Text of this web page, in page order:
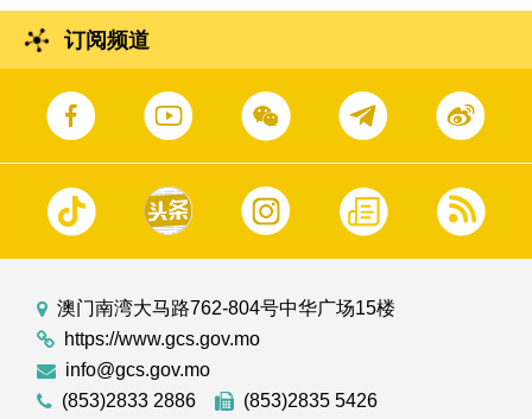
订阅频道
澳门南湾大马路762-804号中华广场15楼
https://www.gcs.gov.mo
info@gcs.gov.mo
(853)2833 2886
(853)2835 5426